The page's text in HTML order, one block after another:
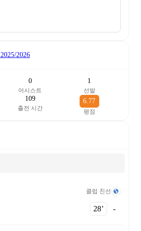
2025/2026
0
어시스트
1
선발
109
출전 시간
6.77
평점
클럽 친선
28‎’‎ -